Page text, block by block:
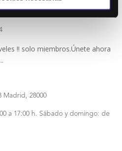
52
!! solo miembros.Únete ahora
Madrid, 28000
a 17:00 h. Sábado y domingo: de